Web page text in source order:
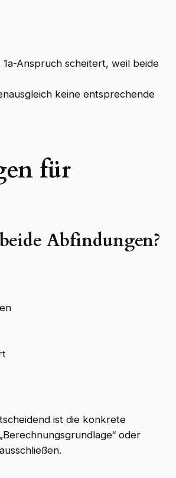
Anspruch scheitert, weil beide
keine entsprechende
für
Abfindungen?
ist die konkrete
oder